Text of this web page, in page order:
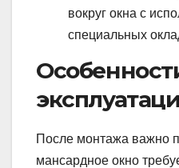
вокруг окна с
специальных
После монтажа важно
мансардное окно